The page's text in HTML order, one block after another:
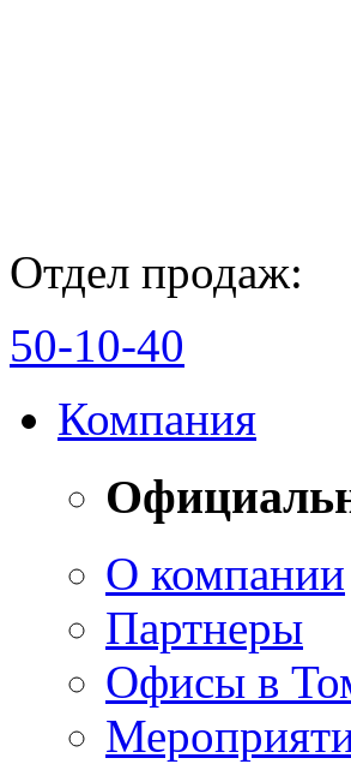
Отдел продаж:
50-10-40
Компания
О компании
Партнеры
Офисы в